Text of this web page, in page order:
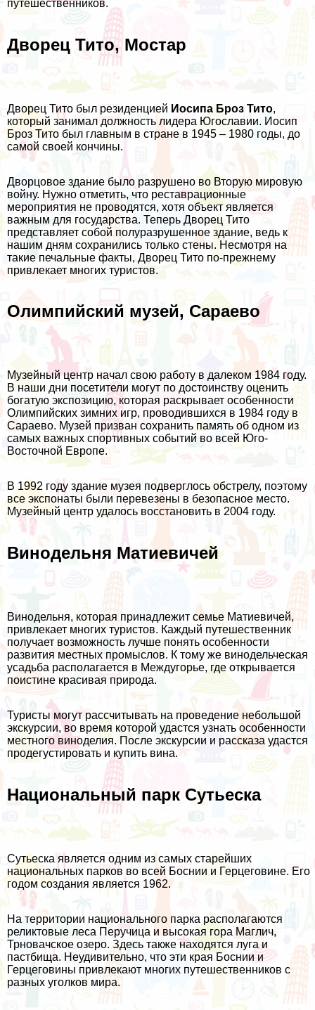
путешественников.
Дворец Тито, Мостар
Дворец Тито был резиденцией Иосипа Броз Тито,
который занимал должность лидера Югославии. Иосип
Броз Тито был главным в стране в 1945 – 1980 годы, до
самой своей кончины.
Дворцовое здание было разрушено во Вторую мировую
войну. Нужно отметить, что реставрационные
мероприятия не проводятся, хотя объект является
важным для государства. Теперь Дворец Тито
представляет собой полуразрушенное здание, ведь к
нашим дням сохранились только стены. Несмотря на
такие печальные факты, Дворец Тито по-прежнему
привлекает многих туристов.
Олимпийский музей, Сараево
Музейный центр начал свою работу в далеком 1984 году.
В наши дни посетители могут по достоинству оценить
богатую экспозицию, которая раскрывает особенности
Олимпийских зимних игр, проводившихся в 1984 году в
Сараево. Музей призван сохранить память об одном из
самых важных спортивных событий во всей Юго-
Восточной Европе.
В 1992 году здание музея подверглось обстрелу, поэтому
все экспонаты были перевезены в безопасное место.
Музейный центр удалось восстановить в 2004 году.
Винодельня Матиевичей
Винодельня, которая принадлежит семье Матиевичей,
привлекает многих туристов. Каждый путешественник
получает возможность лучше понять особенности
развития местных промыслов. К тому же винодельческая
усадьба располагается в Междугорье, где открывается
поистине красивая природа.
Туристы могут рассчитывать на проведение небольшой
экскурсии, во время которой удастся узнать особенности
местного виноделия. После экскурсии и рассказа удастся
продегустировать и купить вина.
Национальный парк Сутьеска
Сутьеска является одним из самых старейших
национальных парков во всей Боснии и Герцеговине. Его
годом создания является 1962.
На территории национального парка располагаются
реликтовые леса Перучица и высокая гора Маглич,
Трновачское озеро. Здесь также находятся луга и
пастбища. Неудивительно, что эти края Боснии и
Герцеговины привлекают многих путешественников с
разных уголков мира.